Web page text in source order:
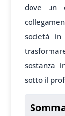
dove un
società in
sostanza
sotto il